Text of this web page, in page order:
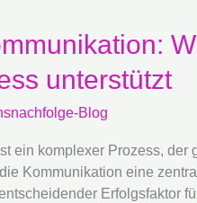
unterstützt
Blog
ein komplexer Prozess,
Kommunikation eine
Erfolgsfaktor